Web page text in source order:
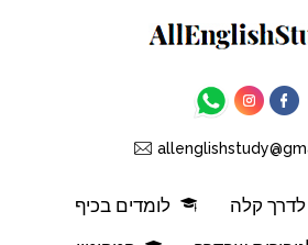
קלה
לומדים בכיף